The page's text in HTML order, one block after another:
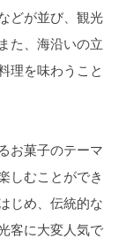
どが並び、観光
た、海沿いの立
理を味わうこと
お菓子のテーマ
しむことができ
じめ、伝統的な
客に大変人気で